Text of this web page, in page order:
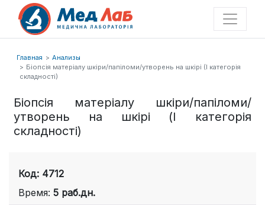
Главная
Анализы
Біопсія матеріалу шкіри/папіломи/утворень на шкірі (І категорія
складності)
Біопсія матеріалу шкіри/папіломи/
утворень на шкірі (І категорія
складності)
Код: 4712
Время: 5 раб.дн.